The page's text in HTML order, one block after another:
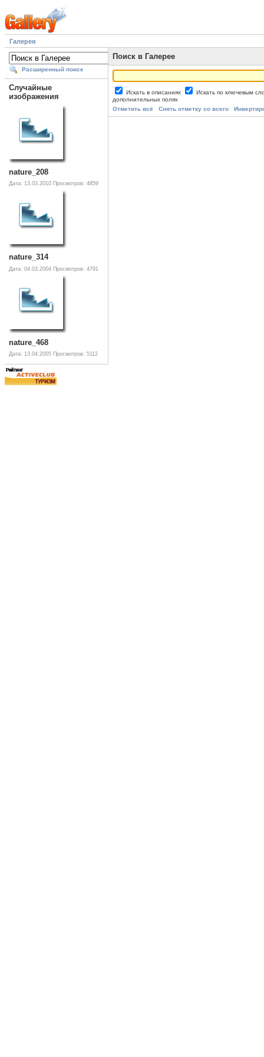
Галерея
Расширенный поиск
Случайные
изображения
nature_208
Дата: 13.03.2010 Просмотров: 4859
nature_314
Дата: 04.03.2004 Просмотров: 4791
nature_468
Дата: 13.04.2005 Просмотров: 5112
Поиск в Галерее
Искать в описаниях
Искать по ключевым
дополнительных полях
Отметить всё
Снять отметку со всего